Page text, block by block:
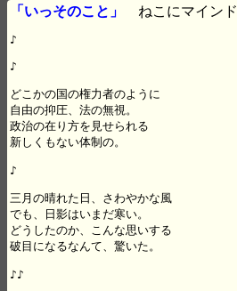
「いっそのこと」 ねこにマインド
♪
♪
どこかの国の権力者のように
自由の抑圧、法の無視。
政治の在り方を見せられる
新しくもない体制の。
♪
三月の晴れた日、さわやかな風
でも、日影はいまだ寒い。
どうしたのか、こんな思いする
破目になるなんて、驚いた。
♪♪